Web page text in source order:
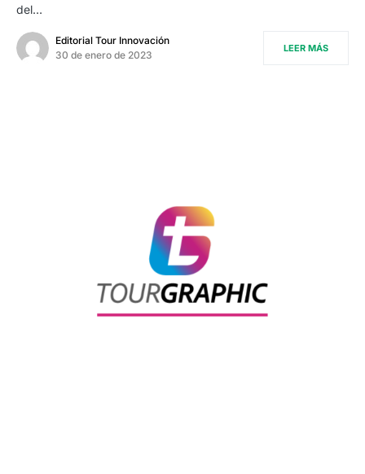
del…
Editorial Tour Innovación
30 de enero de 2023
LEER MÁS